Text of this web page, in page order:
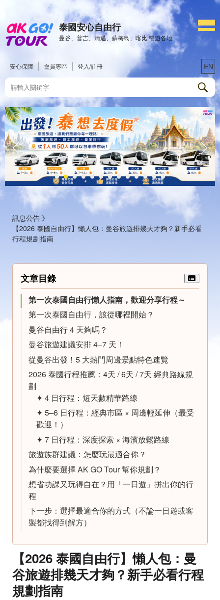
泰國安心自由行
曼谷、普吉、清邁、蘇梅島、喀比 暢遊各地
安心保障 會員專區 登入/註冊 EN
訊息公告 》
【2026 泰國自由行】懶人包：曼谷旅遊排幾天才夠？新手必看
行程規劃指南
文章目錄
第一次泰國自由行懶人指南，歡迎分享行程～
第一次泰國自由行，該從哪裡開始？
曼谷自由行 4 天夠嗎？
曼谷旅遊建議安排 4–7 天！
從曼谷出發！5 大熱門周邊景點特色速覽
2026 泰國行程推薦：4天 / 6天 / 7天 經典路線規
劃
✦ 4 日行程：短天數精華路線
✦ 5–6 日行程：經典市區 × 周邊輕延伸（最受
歡迎！）
✦ 7 日行程：深度探索 × 海濱放鬆路線
旅遊族群建議：怎麼玩最適合你？
為什麼要選擇 AK GO Tour 幫你規劃？
想省功課又玩得自在？用「一日遊」拼出你的行
程
下一步：選擇最適合你的方式（不論一日遊或客
製都找得到解方）
【2026 泰國自由行】懶人包：曼
谷旅遊排幾天才夠？新手必看行程
規劃指南